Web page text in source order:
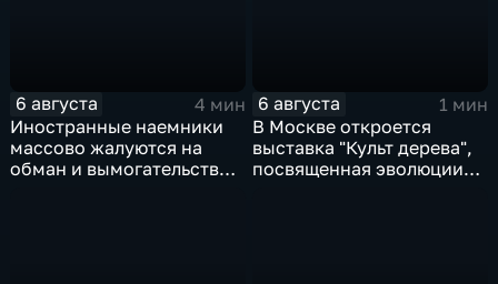
6 августа
4 мин
Иностранные наемники
массово жалуются на
обман и вымогательство
6 августа
1 мин
В Москве откроется
выставка "Культ дерева",
посвященная эволюции